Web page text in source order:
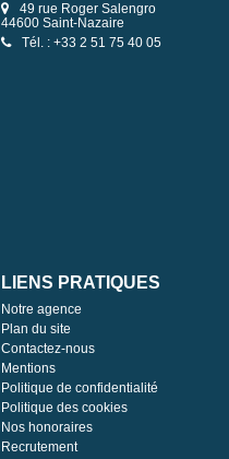
49 rue Roger Salengro
44600 Saint-Nazaire
Tél. : +33 2 51 75 40 05
LIENS PRATIQUES
Notre agence
Plan du site
Contactez-nous
Mentions
Politique de confidentialité
Politique des cookies
Nos honoraires
Recrutement